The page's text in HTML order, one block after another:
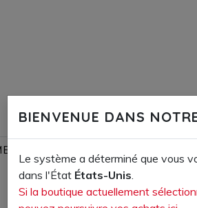
(PDF)
BIENVENUE DANS
Le système a déterminé que vous
dans l'État États-Unis
Si la boutique actuellement